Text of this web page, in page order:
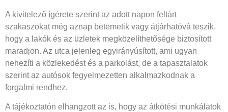
A kivitelező ígérete szerint az adott napon feltárt
szakaszokat még aznap betemetik vagy átjárhatóvá teszik,
hogy a lakók és az üzletek megközelíthetősége biztosított
maradjon. Az utca jelenleg egyirányúsított, ami ugyan
nehezíti a közlekedést és a parkolást, de a tapasztalatok
szerint az autósok fegyelmezetten alkalmazkodnak a
forgalmi rendhez.
A tájékoztatón elhangzott az is, hogy az átkötési munkálatok